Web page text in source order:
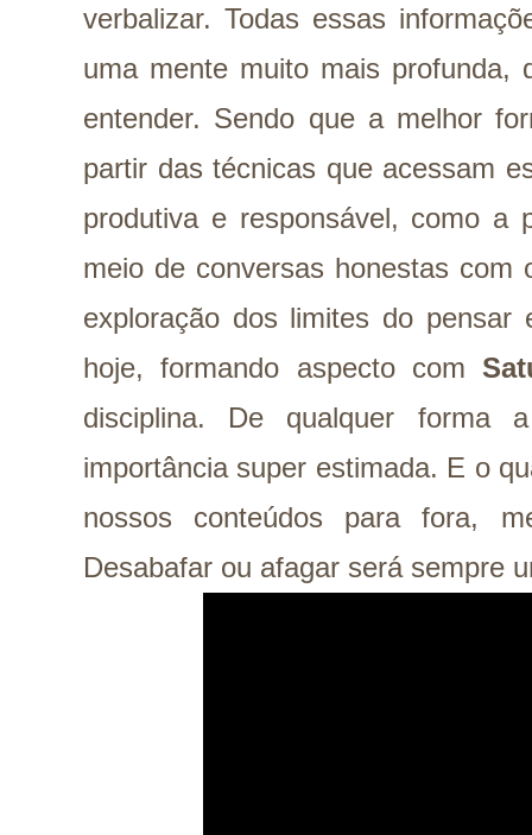
verbalizar. Todas essas
uma mente muito mais profunda,
entender. Sendo que a melhor
partir das técnicas que acessam
produtiva e responsável, como a
meio de conversas honestas com
exploração dos limites do pensar
hoje, formando aspecto com
disciplina. De qualquer forma
importância super estimada. E o
nossos conteúdos para fora,
Desabafar ou afagar será sempre